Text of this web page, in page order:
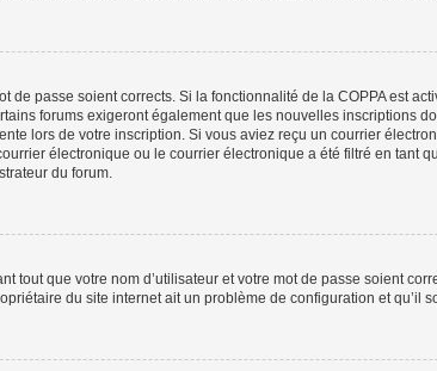
de passe soient corrects. Si la fonctionnalité de la COPPA est
forums exigeront également que les nouvelles inscriptions
lors de votre inscription. Si vous aviez reçu un courrier
électronique ou le courrier électronique a été filtré en tant
du forum.
tout que votre nom d’utilisateur et votre mot de passe soient
du site internet ait un problème de configuration et qu’il